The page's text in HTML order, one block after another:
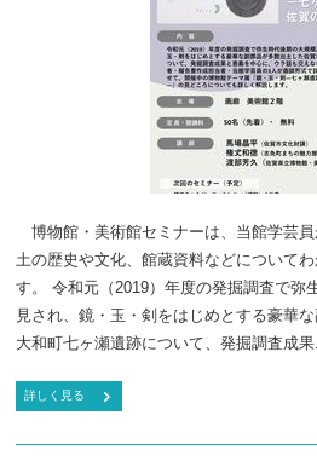
博物館・美術館セミナーは、当館学芸
土の歴史や文化、館蔵資料などについて
す。 令和元（2019）年度の発掘調査で弥
見され、鏡・玉・剣をはじめとする豪華
大和町七ヶ瀬遺跡について、発掘調査成果
詳しく見る